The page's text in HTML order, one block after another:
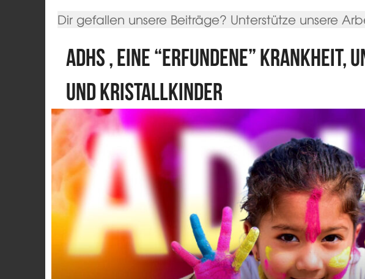
Dir gefallen unsere Beiträge? Unterstütze unsere
ADHS , eine “erfundene” Krankheit,
und Kristallkinder